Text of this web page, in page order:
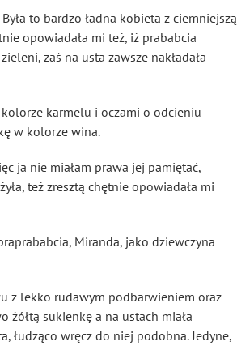
to bardzo ładna kobieta z ciemniejszą
opowiadała mi też, iż prababcia
zaś na usta zawsze nakładała
kolorze karmelu i oczami o odcieniu
w kolorze wina.
ja nie miałam prawa jej pamiętać,
też zresztą chętnie opowiadała mi
Miranda, jako dziewczyna
z lekko rudawym podbarwieniem oraz
żółtą sukienkę a na ustach miała
łudząco wręcz do niej podobna. Jedyne,